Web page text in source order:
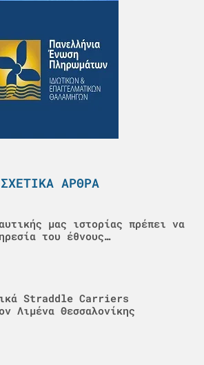
ΣΧΕΤΙΚΆ ΆΡΘΡΑ
μας ιστορίας πρέπει να
του έθνους…
Straddle Carriers
Λιμένα Θεσσαλονίκης